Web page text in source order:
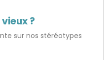
?
sur nos stéréotypes